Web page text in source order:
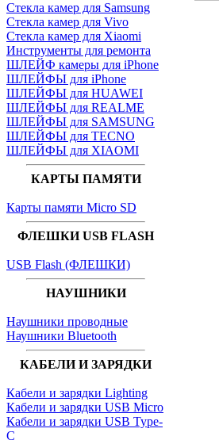
Стекла камер для Samsung
Стекла камер для Vivo
Стекла камер для Xiaomi
Инструменты для ремонта
ШЛЕЙФ камеры для iPhone
ШЛЕЙФЫ для iPhone
ШЛЕЙФЫ для HUAWEI
ШЛЕЙФЫ для REALME
ШЛЕЙФЫ для SAMSUNG
ШЛЕЙФЫ для TECNO
ШЛЕЙФЫ для XIAOMI
КАРТЫ ПАМЯТИ
Карты памяти Micro SD
ФЛЕШКИ USB FLASH
USB Flash (ФЛЕШКИ)
НАУШНИКИ
Наушники проводные
Наушники Bluetooth
КАБЕЛИ И ЗАРЯДКИ
Кабели и зарядки Lighting
Кабели и зарядки USB Micro
Кабели и зарядки USB Type-
C